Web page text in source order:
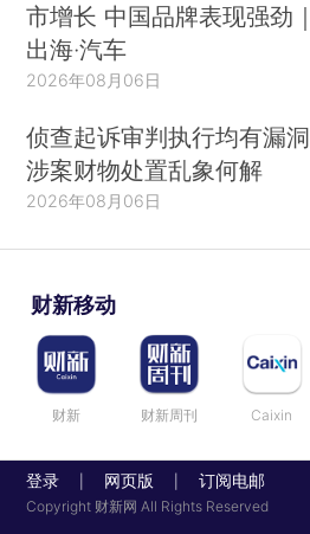
市增长 中国品牌表现强劲｜
出海·汽车
2026年08月06日
侦查起诉审判执行均有漏洞
涉案财物处置乱象何解
2026年08月06日
财新移动
财新 财新周刊 Caixin
登录 网页版 订阅电邮
Copyright 财新网 All Rights Reserved